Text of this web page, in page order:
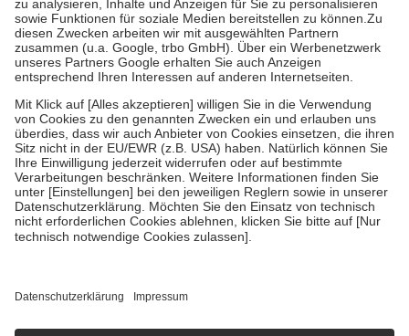
Bei Heilmitteln und häuslicher Krankenpflege beträgt die
Zuzahlung zehn Prozent der Kosten sowie zehn Euro je
Verordnung.
Um das Engagement der Versicherten für ihre eigene Gesundheit zu
stärken und die besondere Stellung der Familie zu unterstützen,
fallenkeine Zuzahlungenan bei:
• Kindern und Jugendlichen bis zum vollendeten 18. Lebensjahr
mit Ausnahme der Fahrkosten
• Untersuchungen zur Vorsorge und Früherkennung, die von der
GKV getragen werden
• empfohlenen Schutzimpfungen
• Harn- und Blutteststreifen
getroffen, um sicherzustellen, dass es sich um echte Bewertungen
https://help.etrusted.com/hc/de/articles/4419944605341